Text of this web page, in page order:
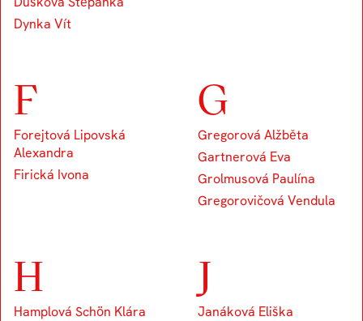
Dynka Vít
F
Forejtová Lipovská
Alexandra
Firická Ivona
G
Gregorová Alžběta
Gartnerová Eva
Grolmusová Paulína
Gregorovičová Vendula
H
Hamplová Schön Klára
J
Janáková Eliška